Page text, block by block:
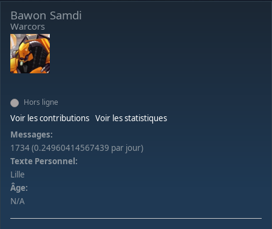
Bawon Samdi
Warcors
Hors ligne
Voir les contributions Voir les statistiques
Messages:
1734 (0.24960414567439 par jour)
Texte Personnel:
Lille
Âge:
N/A